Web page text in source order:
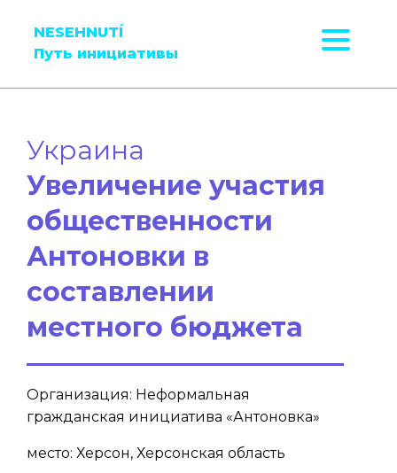
NESEHNUTÍ
Путь инициативы
Украина
Увеличение участия
общественности
Антоновки в
составлении
местного бюджета
Организация: Неформальная
гражданская инициатива «Антоновка»
место: Херсон, Херсонская область